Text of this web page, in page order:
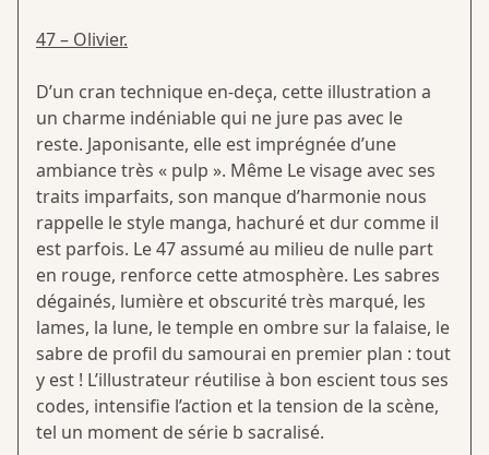
47 – Olivier.
D’un cran technique en-deça, cette illustration a
un charme indéniable qui ne jure pas avec le
reste. Japonisante, elle est imprégnée d’une
ambiance très « pulp ». Même Le visage avec ses
traits imparfaits, son manque d’harmonie nous
rappelle le style manga, hachuré et dur comme il
est parfois. Le 47 assumé au milieu de nulle part
en rouge, renforce cette atmosphère. Les sabres
dégainés, lumière et obscurité très marqué, les
lames, la lune, le temple en ombre sur la falaise, le
sabre de profil du samourai en premier plan : tout
y est ! L’illustrateur réutilise à bon escient tous ses
codes, intensifie l’action et la tension de la scène,
tel un moment de série b sacralisé.